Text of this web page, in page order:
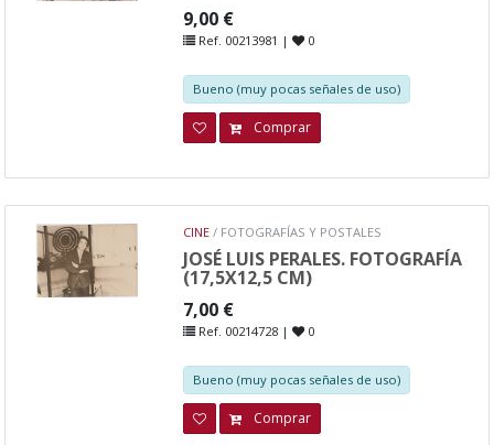
9,00 €
Ref. 00213981 | 0
Bueno (muy pocas señales de uso)
Comprar
CINE / FOTOGRAFÍAS Y POSTALES
JOSÉ LUIS PERALES. FOTOGRAFÍA
(17,5X12,5 CM)
7,00 €
Ref. 00214728 | 0
Bueno (muy pocas señales de uso)
Comprar